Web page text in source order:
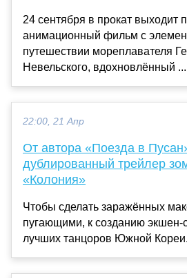
24 сентября в прокат выходит
анимационный фильм с
путешествии мореплавателя
Невельского, вдохновлённый ...
22:00, 21 Апр
От автора «Поезда в
дублированный трейлер
«Колония»
Чтобы сделать заражённых
пугающими, к созданию экшен-
лучших танцоров Южной